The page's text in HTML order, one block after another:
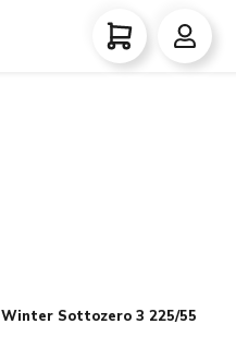
Winter Sottozero 3 225/55 R17